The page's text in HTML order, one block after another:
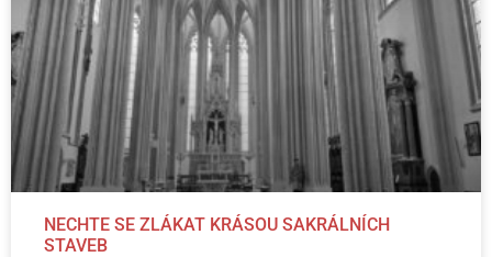
NECHTE SE ZLÁKAT KRÁSOU SAKRÁLNÍCH
STAVEB